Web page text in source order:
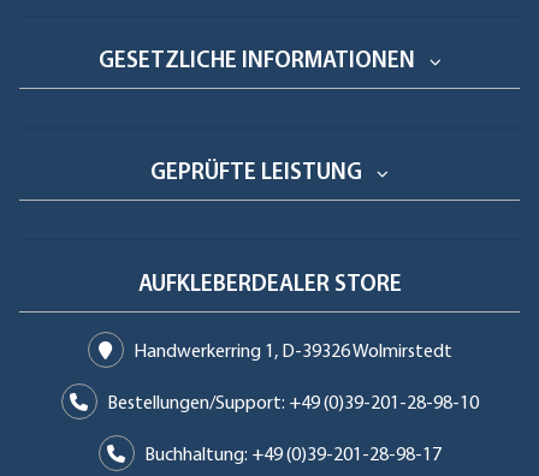
GESETZLICHE INFORMATIONEN
GEPRÜFTE LEISTUNG
AUFKLEBERDEALER STORE
Handwerkerring 1, D-39326 Wolmirstedt
Bestellungen/Support: +49 (0)39-201-28-98-10
Buchhaltung: +49 (0)39-201-28-98-17